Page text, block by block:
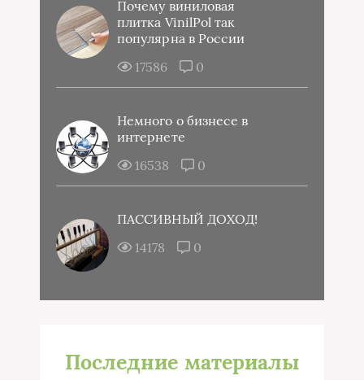
Почему виниловая
плитка VinilPol так
популярна в России
17586
0
Немного о бизнесе в
интернете
16538
0
ПАССИВНЫЙ ДОХОД!
14178
0
Последние материалы